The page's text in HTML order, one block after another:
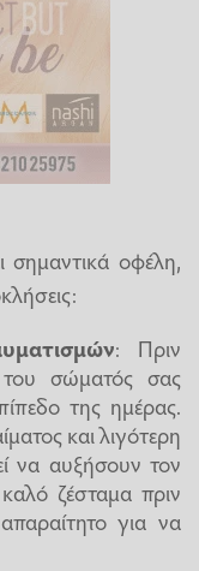
σημαντικά οφέλη,
: Πριν
σώματός σας
της ημέρας.
και λιγότερη
να αυξήσουν τον
ζέσταμα πριν
για να